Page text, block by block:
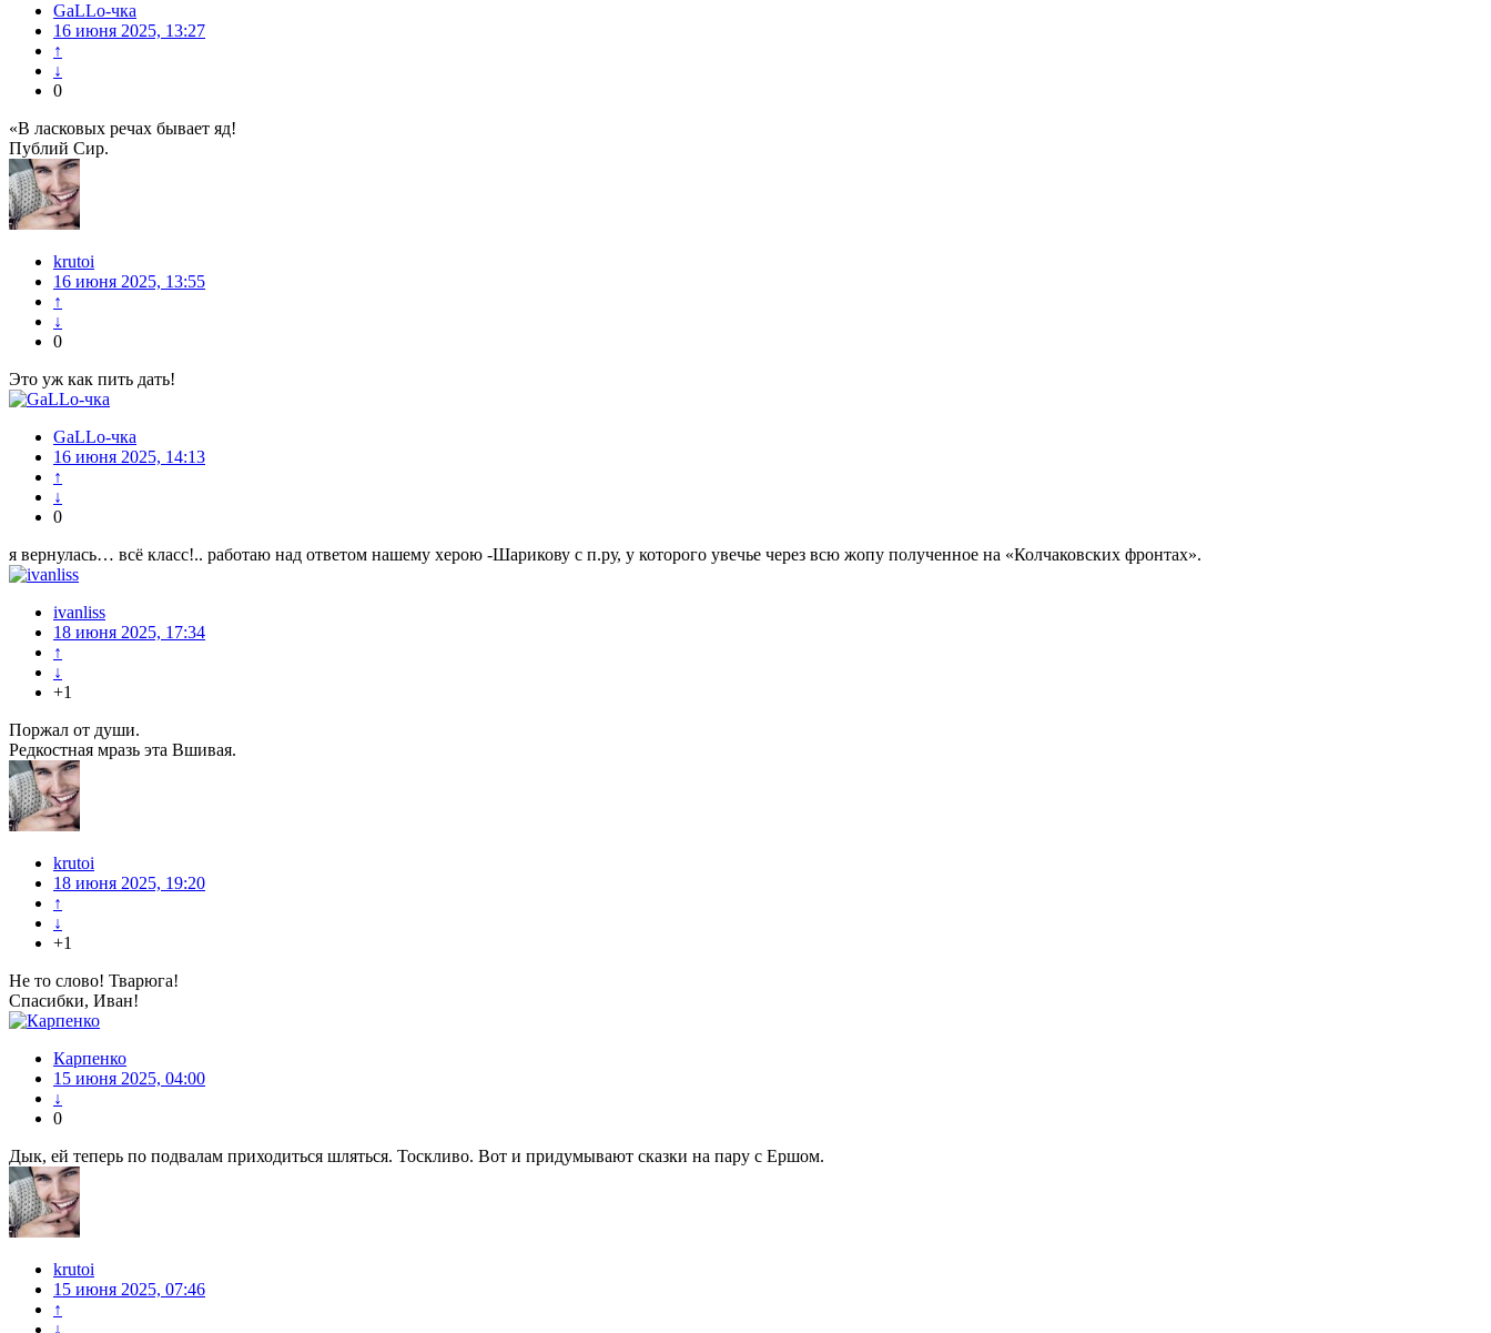
GaLLo-чка
16 июня 2025, 13:27
↑
↓
0
«В ласковых речах бывает яд!
Публий Сир.
krutoi
16 июня 2025, 13:55
↑
↓
0
Это уж как пить дать!
GaLLo-чка
16 июня 2025, 14:13
↑
↓
0
я вернулась… всё класс!.. работаю над ответом нашему херою -Шарикову с п.ру, у которого увечье через всю жопу полученное на «Колчаковских фронтах».
ivanliss
18 июня 2025, 17:34
↑
↓
+1
Поржал от души.
Редкостная мразь эта Вшивая.
krutoi
18 июня 2025, 19:20
↑
↓
+1
Не то слово! Тварюга!
Спасибки, Иван!
Карпенко
15 июня 2025, 04:00
↓
0
Дык, ей теперь по подвалам приходиться шляться. Тоскливо. Вот и придумывают сказки на пару с Ершом.
krutoi
15 июня 2025, 07:46
↑